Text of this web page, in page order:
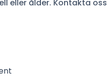
eller ålder. Kontakta oss